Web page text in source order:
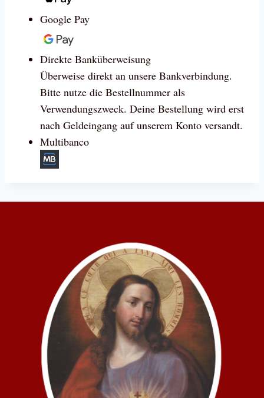
Google Pay
Direkte Banküberweisung
Überweise direkt an unsere Bankverbindung.
Bitte nutze die Bestellnummer als
Verwendungszweck. Deine Bestellung wird erst
nach Geldeingang auf unserem Konto versandt.
Multibanco